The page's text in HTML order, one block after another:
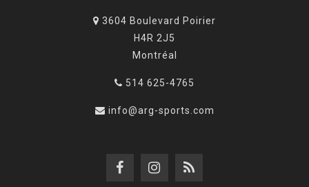
3604 Boulevard Poirier
H4R 2J5
Montréal
514 625-4765
info@arg-sports.com